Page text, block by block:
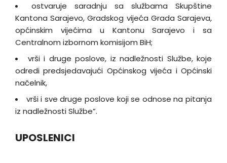
ostvaruje saradnju sa službama Skupštine
Kantona Sarajevo, Gradskog vijeća Grada Sarajeva,
općinskim vijećima u Kantonu Sarajevo i sa
Centralnom izbornom komisijom BiH;
vrši i druge poslove, iz nadležnosti Službe, koje
odredi predsjedavajući Općinskog vijeća i Općinski
načelnik,
vrši i sve druge poslove koji se odnose na pitanja
iz nadležnosti Službe”.
UPOSLENICI